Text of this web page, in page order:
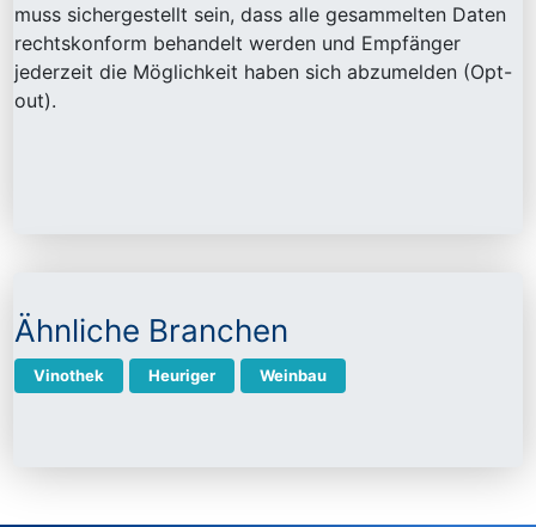
muss sichergestellt sein, dass alle gesammelten Daten
rechtskonform behandelt werden und Empfänger
jederzeit die Möglichkeit haben sich abzumelden (Opt-
out).
Ähnliche Branchen
Vinothek Heuriger Weinbau